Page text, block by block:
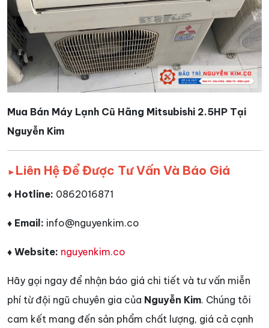
Mua Bán Máy Lạnh Cũ Hãng Mitsubishi 2.5HP Tại
Nguyễn Kim
► Liên Hệ Để Được Tư Vấn Và Báo Giá
♦ Hotline: 0862016871
♦ Email: info@nguyenkim.co
♦ Website: nguyenkim.co
Hãy gọi ngay để nhận báo giá chi tiết và tư vấn miễn
phí từ đội ngũ chuyên gia của Nguyễn Kim. Chúng tôi
cam kết mang đến sản phẩm chất lượng, giá cả cạnh